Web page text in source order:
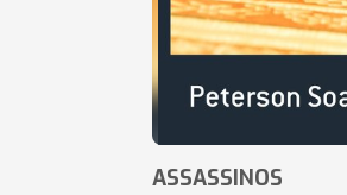
ASSASSINOS